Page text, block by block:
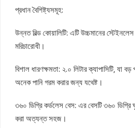
প্রধান বৈশিষ্ট্যসমূহ:
উন্নত বিল্ড কোয়ালিটি: এটি উচ্চমানের স্টেইনলেস
মরিচারোধী।
বিশাল ধারণক্ষমতা: ২.০ লিটার ক্যাপাসিটি, যা
অনেক পানি গরম করার জন্য যথেষ্ট।
৩৬০ ডিগ্রি কর্ডলেস বেস: এর বেসটি ৩৬০
করা অত্যন্ত সহজ।